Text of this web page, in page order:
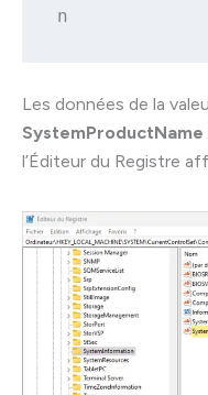
n
Les données de la
SystemProductName
l’Éditeur du Registre